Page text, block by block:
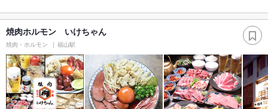
焼肉ホルモン いけちゃん
焼肉・ホルモン 福山駅